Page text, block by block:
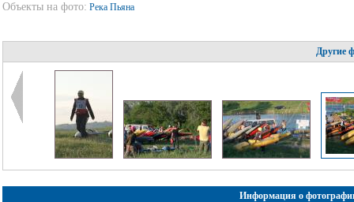
Объекты на фото: Река Пьяна
Другие
Информация о